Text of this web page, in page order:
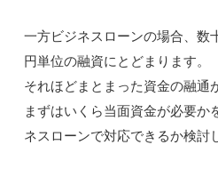
一方ビジネスローンの場合、数
円単位の融資にとどまります。
それほどまとまった資金の融通
まずはいくら当面資金が必要か
ネスローンで対応できるか検討